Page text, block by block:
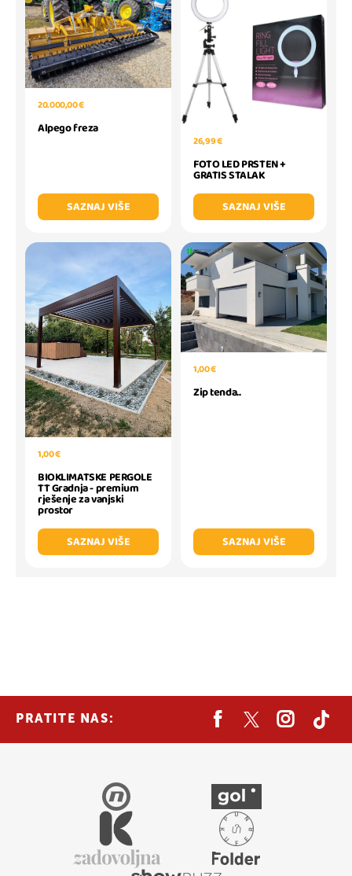
20.000,00 €
Alpego freza
SAZNAJ VIŠE
26,99 €
FOTO LED PRSTEN +
GRATIS STALAK
SAZNAJ VIŠE
1,00 €
BIOKLIMATSKE PERGOLE
TT Gradnja - premium
rješenje za vanjski
prostor
SAZNAJ VIŠE
1,00 €
Zip tenda..
SAZNAJ VIŠE
PRATITE NAS: